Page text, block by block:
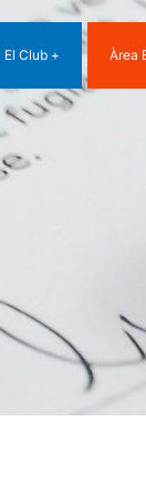
El Club Àrea